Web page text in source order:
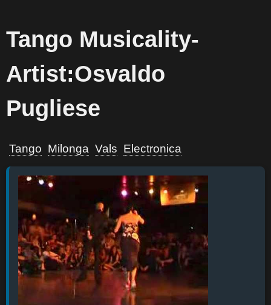
Tango Musicality-
Artist:Osvaldo
Pugliese
Tango Milonga Vals Electronica